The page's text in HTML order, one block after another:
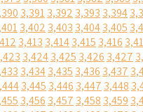
3,3913,392 3,393 3,394
3,402 3,403 3,4043,405
3,413 3,4143,415 3,416
3,4243,425 3,426 3,427
3,4343,435 3,436 3,437
3,445 3,446 3,447 3,448
3,456 3,457 3,458 3,459